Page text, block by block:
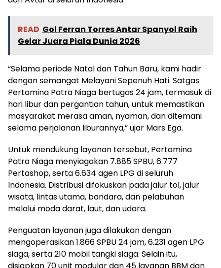
READ Gol Ferran Torres Antar Spanyol Raih
Gelar Juara Piala Dunia 2026
“Selama periode Natal dan Tahun Baru, kami hadir
dengan semangat Melayani Sepenuh Hati. Satgas
Pertamina Patra Niaga bertugas 24 jam, termasuk di
hari libur dan pergantian tahun, untuk memastikan
masyarakat merasa aman, nyaman, dan ditemani
selama perjalanan liburannya,” ujar Mars Ega.
Untuk mendukung layanan tersebut, Pertamina
Patra Niaga menyiagakan 7.885 SPBU, 6.777
Pertashop, serta 6.634 agen LPG di seluruh
Indonesia. Distribusi difokuskan pada jalur tol, jalur
wisata, lintas utama, bandara, dan pelabuhan
melalui moda darat, laut, dan udara.
Penguatan layanan juga dilakukan dengan
mengoperasikan 1.866 SPBU 24 jam, 6.231 agen LPG
siaga, serta 210 mobil tangki siaga. Selain itu,
disiapkan 70 unit modular dan 45 layanan BBM dan